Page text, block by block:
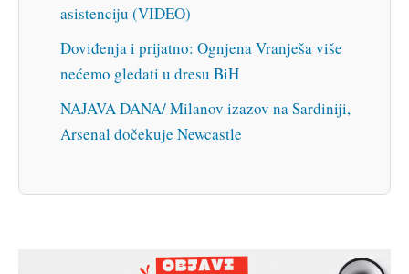
asistenciju (VIDEO)
Doviđenja i prijatno: Ognjena Vranješa više
nećemo gledati u dresu BiH
NAJAVA DANA/ Milanov izazov na Sardiniji,
Arsenal dočekuje Newcastle